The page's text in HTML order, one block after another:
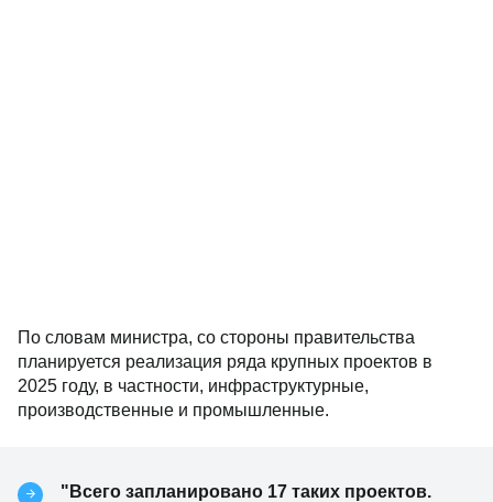
По словам министра, со стороны правительства
планируется реализация ряда крупных проектов в
2025 году, в частности, инфраструктурные,
производственные и промышленные.
"Всего запланировано 17 таких проектов.